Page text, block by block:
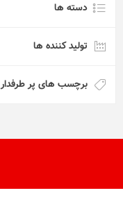
دسته ها
تولید کننده ها
برچسب های پر طرفدار